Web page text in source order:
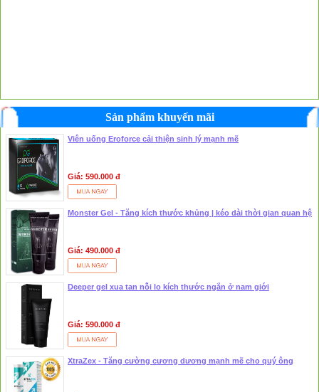
Sản phẩm khuyến mãi
Viên uống Eroforce cải thiện sinh lý mạnh mẽ
Giá: 590.000 đ
Monster Gel - Tăng kích thước khủng | kéo dài thời gian quan hệ
Giá: 490.000 đ
Deeper gel xua tan nỗi lo kích thước ngắn ở nam giới
Giá: 590.000 đ
XtraZex - Tăng cường cương dương mạnh mẽ cho quý ông